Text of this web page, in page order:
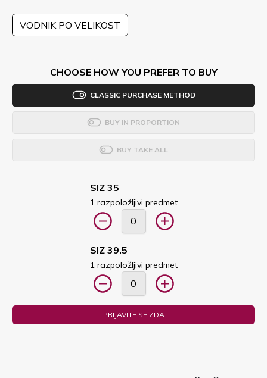
VODNIK PO VELIKOST
CHOOSE HOW YOU PREFER TO BUY
CLASSIC PURCHASE METHOD
BUY IN PROPORTION
BUY TAKE ALL
SIZ 35
1 razpoložljivi predmet
SIZ 39.5
1 razpoložljivi predmet
PRIJAVITE SE ZDA